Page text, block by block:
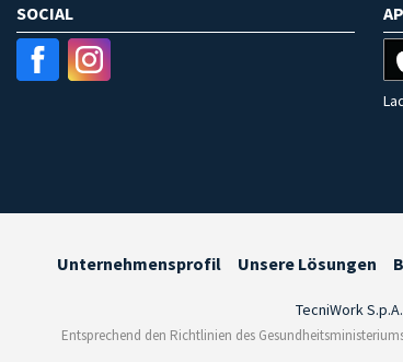
SOCIAL
Unternehmensprofil Unsere Lösungen
TecniWork
Entsprechend den Richtlinien des